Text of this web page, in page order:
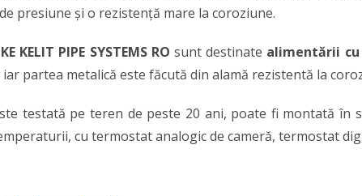
presiune și o rezistență mare la coroziune.
KE KELIT PIPE SYSTEMS RO sunt destinate alimentării cu
iar partea metalică este făcută din alamă rezistentă la
testată pe teren de peste 20 ani, poate fi montată în
cu termostat analogic de cameră, termostat